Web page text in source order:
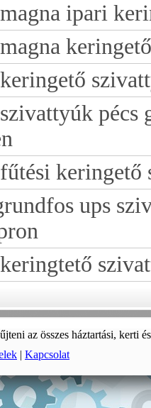
ipari
pécs
keringető
ups
az összes háztartási, kerti
| Kapcsolat